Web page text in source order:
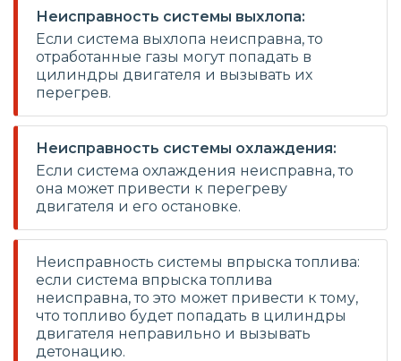
Неисправность системы выхлопа:
Если система выхлопа неисправна, то
отработанные газы могут попадать в
цилиндры двигателя и вызывать их
перегрев.
Неисправность системы охлаждения:
Если система охлаждения неисправна, то
она может привести к перегреву
двигателя и его остановке.
Неисправность системы впрыска топлива:
если система впрыска топлива
неисправна, то это может привести к тому,
что топливо будет попадать в цилиндры
двигателя неправильно и вызывать
детонацию.